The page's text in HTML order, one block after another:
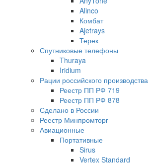
Alinco
Комбат
Ajetrays
Терек
Спутниковые телефоны
Thuraya
Iridium
Рации российского производства
Реестр ПП РФ 719
Реестр ПП РФ 878
Сделано в России
Реестр Минпромторг
Авиационные
Портативные
Sirus
Vertex Standard